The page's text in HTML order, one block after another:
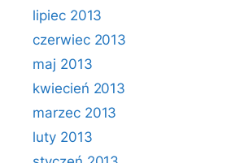
lipiec 2013
czerwiec 2013
maj 2013
kwiecień 2013
marzec 2013
luty 2013